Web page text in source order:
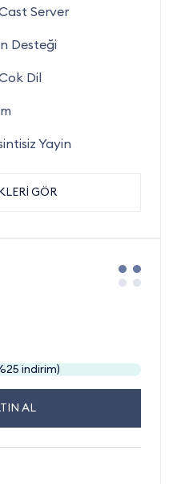
Server
Desteği
Dil
Yayin
GÖR
indirim)
AL